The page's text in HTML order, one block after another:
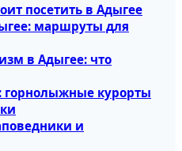
посетить в Адыгее
маршруты для
в Адыгее: что
курорты
и